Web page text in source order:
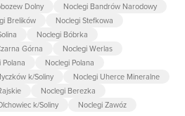
Dolny
Noclegi Bandrów Narodowy
Brelików
Noclegi Stefkowa
Noclegi Bóbrka
Górna
Noclegi Werlas
Polana
Noclegi Polana
k/Soliny
Noclegi Uherce Mineralne
Noclegi Berezka
k/Soliny Noclegi Zawóz